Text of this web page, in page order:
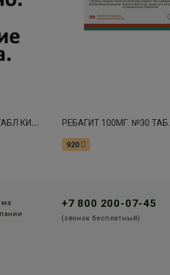
Р
АБЕПРАЗОЛ-ТЕВА 20МГ N28 ТАБЛ КИШЕЧНОРАСТВОР П/ОБОЛОЧ РЕБАГИТ 100МГ. №30 ТАБ.
920
+7 800 200-07-45
(звонок бесплатный)